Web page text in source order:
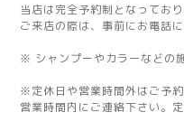
当店は完全予約制となっており
ご来店の際は、事前にお電話
※ シャンプーやカラーなどの
※定休日や営業時間外はご予約
営業時間内にご連絡下さい。